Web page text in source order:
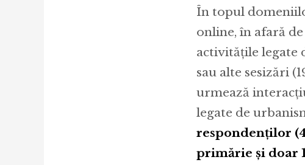
În topul
online, în afară
activitățile legate
sau alte sesizări
urmează
legate de
respondenților
primărie și doar